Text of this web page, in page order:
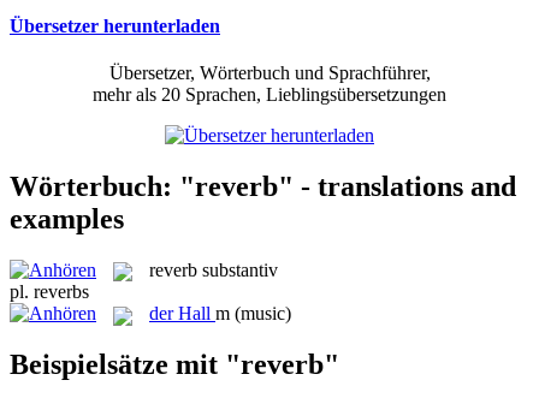
Übersetzer herunterladen
Übersetzer, Wörterbuch und Sprachführer,
mehr als 20 Sprachen, Lieblingsübersetzungen
Wörterbuch: "reverb" - translations and
examples
reverb substantiv
pl. reverbs
derHall m (music)
Beispielsätze mit "reverb"